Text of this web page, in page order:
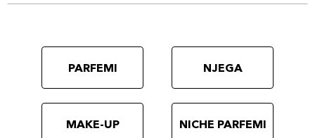
PARFEMI NJEGA
MAKE-UP NICHE PARFEMI